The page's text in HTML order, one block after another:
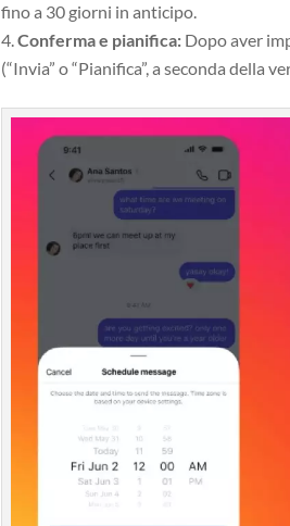
fino a 30 giorni in anticipo.
Conferma e pianifica: Dopo aver
(“Invia” o “Pianifica”, a seconda della